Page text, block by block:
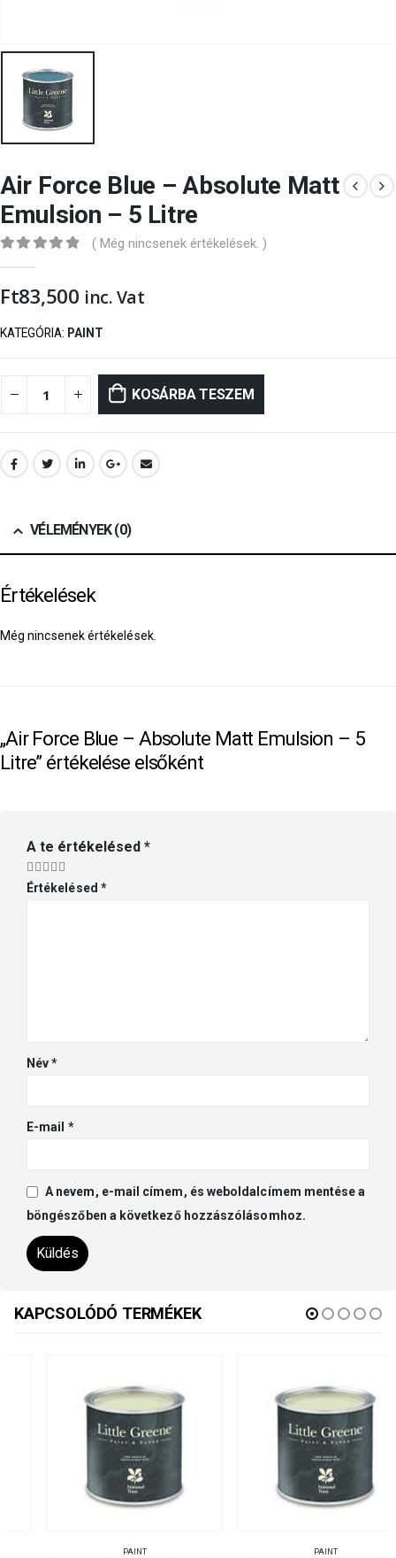
Air Force Blue – Absolute Matt
Emulsion – 5 Litre
( Még nincsenek értékelések. )
Ft83,500 inc. Vat
KATEGÓRIA: PAINT
KOSÁRBA TESZEM
VÉLEMÉNYEK (0)
Értékelések
Még nincsenek értékelések.
„Air Force Blue – Absolute Matt Emulsion – 5
Litre” értékelése elsőként
A te értékelésed *
Értékelésed *
Név*
E-mail *
A nevem, e-mail címem, és weboldalcímem mentése a
böngészőben a következő hozzászólásomhoz.
KAPCSOLÓDÓ TERMÉKEK